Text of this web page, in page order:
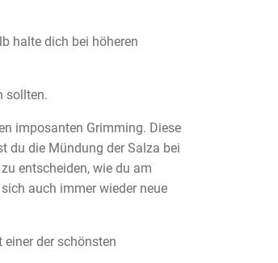
halte dich bei höheren
sollten.
imposanten Grimming. Diese
du die Mündung der Salza bei
entscheiden, wie du am
auch immer wieder neue
einer der schönsten